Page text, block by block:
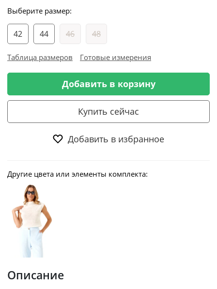
Выберите размер:
42 44 46 48
Таблица размеров Готовые измерения
Добавить в корзину
Купить сейчас
Добавить в избранное
Другие цвета или элементы комплекта:
Описание